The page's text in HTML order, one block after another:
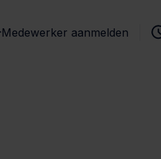
Medewerker aanmelden